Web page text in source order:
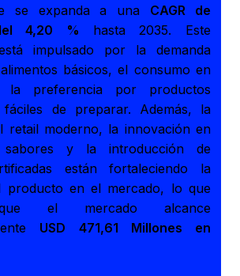
se expanda a una CAGR de
4,20 % hasta 2035. Este
impulsado por la demanda
básicos, el consumo en
preferencia por productos
de preparar. Además, la
retail moderno, la innovación en
y la introducción de
están fortaleciendo la
producto en el mercado, lo que
el mercado alcance
USD 471,61 Millones en